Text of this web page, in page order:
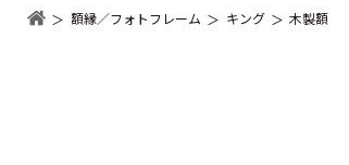
額縁／フォトフレーム キング 木製額